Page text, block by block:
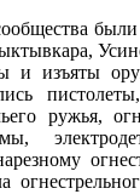
и изъяты
ружья,